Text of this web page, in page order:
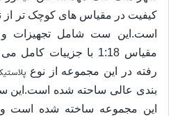
کیفیت در مقیاس های کوچک تر از
است.این ست شامل تجهیزات و
مقیاس 1:18 با جزییات
رفته در این مجموعه از نوع
بندی عالی ساحته شده است.این
این مجموعه ساخته شده است